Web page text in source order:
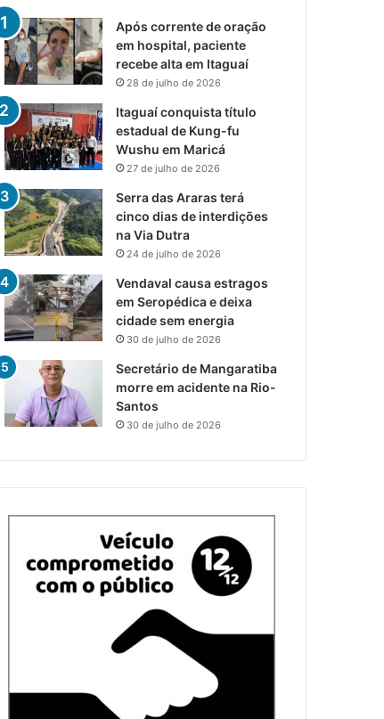
Após corrente de oração
em hospital, paciente
recebe alta em Itaguaí
28 de julho de 2026
Itaguaí conquista título
estadual de Kung-fu
Wushu em Maricá
27 de julho de 2026
Serra das Araras terá
cinco dias de interdições
na Via Dutra
24 de julho de 2026
Vendaval causa estragos
em Seropédica e deixa
cidade sem energia
30 de julho de 2026
Secretário de Mangaratiba
morre em acidente na Rio-
Santos
30 de julho de 2026